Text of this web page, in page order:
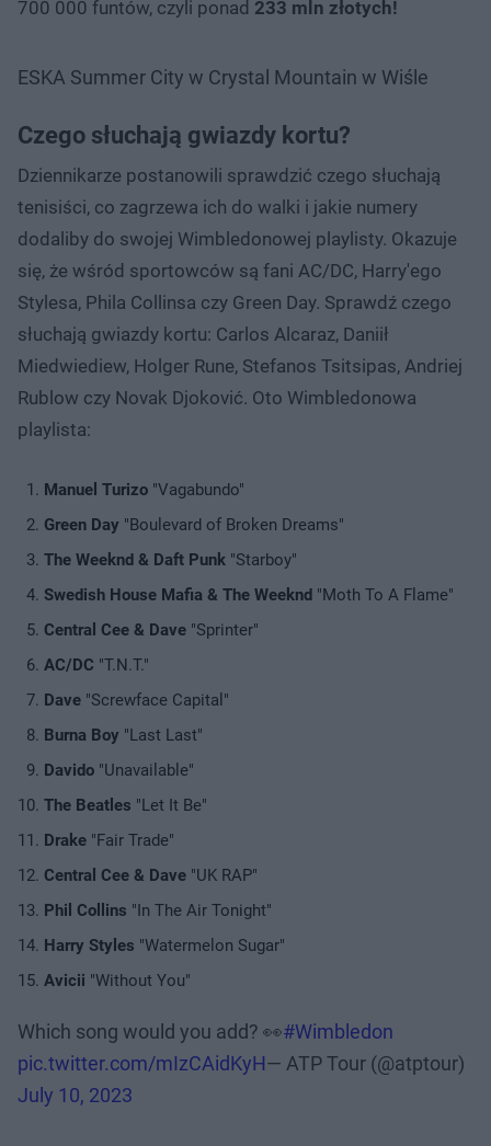
700 000 funtów, czyli ponad 233 mln złotych!
ESKA Summer City w Crystal Mountain w Wiśle
Czego słuchają gwiazdy kortu?
Dziennikarze postanowili sprawdzić czego słuchają
tenisiści, co zagrzewa ich do walki i jakie numery
dodaliby do swojej Wimbledonowej playlisty. Okazuje
się, że wśród sportowców są fani AC/DC, Harry'ego
Stylesa, Phila Collinsa czy Green Day. Sprawdź czego
słuchają gwiazdy kortu: Carlos Alcaraz, Daniił
Miedwiediew, Holger Rune, Stefanos Tsitsipas, Andriej
Rublow czy Novak Djoković. Oto Wimbledonowa
playlista:
Manuel Turizo "Vagabundo"
Green Day "Boulevard of Broken Dreams"
The Weeknd & Daft Punk "Starboy"
Swedish House Mafia & The Weeknd "Moth To A Flame"
Central Cee & Dave "Sprinter"
AC/DC "T.N.T."
Dave "Screwface Capital"
Burna Boy "Last Last"
Davido "Unavailable"
The Beatles "Let It Be"
Drake "Fair Trade"
Central Cee & Dave "UK RAP"
Phil Collins "In The Air Tonight"
Harry Styles "Watermelon Sugar"
Avicii "Without You"
Which song would you add? 👀#Wimbledon
pic.twitter.com/mIzCAidKyH— ATP Tour (@atptour)
July 10, 2023